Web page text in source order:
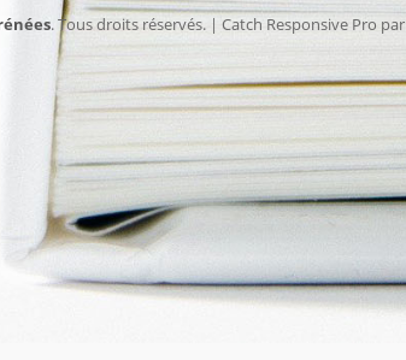
. Tous droits réservés. | Catch Responsive Pro par